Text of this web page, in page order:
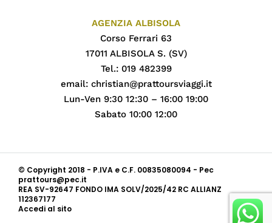
AGENZIA ALBISOLA
Corso Ferrari 63
17011 ALBISOLA S. (SV)
Tel.: 019 482399
email: christian@prattoursviaggi.it
Lun-Ven 9:30 12:30 – 16:00 19:00
Sabato 10:00 12:00
© Copyright 2018 - P.IVA e C.F. 00835080094 - Pec
prattours@pec.it
REA SV-92647 FONDO IMA SOLV/2025/42 RC ALLIANZ
112367177
Accedi al sito